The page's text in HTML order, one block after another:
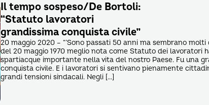
Il tempo sospeso/De Bortoli:
“Statuto lavoratori
grandissima conquista civile”
20 maggio 2020 – “’Sono passati 50 anni ma sembrano molti
del 20 maggio 1970 meglio nota come Statuto dei lavoratori
spartiacque importante nella vita del nostro Paese. Fu una
conquista civile. E i lavoratori si sentivano pienamente
grandi tensioni sindacali. Negli […]